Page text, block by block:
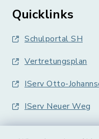
Quicklinks
Schulportal SH
Vertretungsplan
IServ Otto-
IServ Neuer Weg